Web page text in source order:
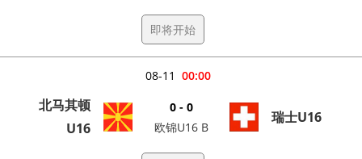
即将开始
00:00
08-11
北马其顿
U16
0 - 0
欧锦U16 B
瑞士U16